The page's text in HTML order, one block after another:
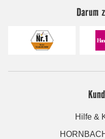
Darum
Hilfe &